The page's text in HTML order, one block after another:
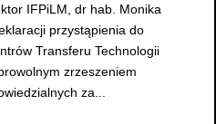
IFPiLM, dr hab. Monika
przystąpienia do
Transferu Technologii
zrzeszeniem
za...